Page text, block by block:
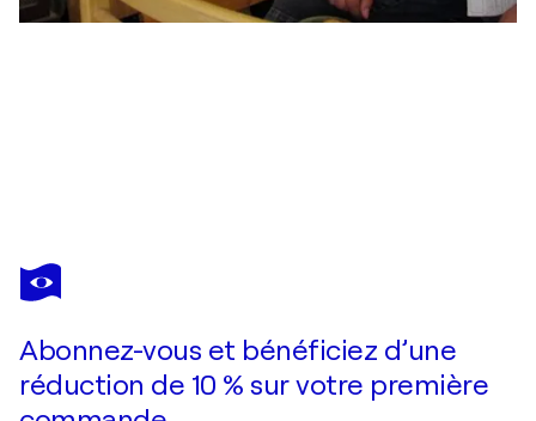
VIATCHESLAV TCHISTILINE
" Red Tulips "
Abonnez-vous et bénéficiez d’une
réduction de 10 % sur votre première